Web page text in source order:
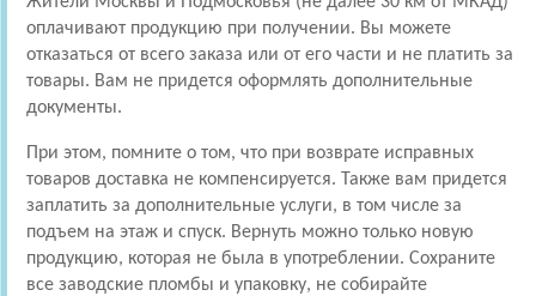
оплачивают продукцию при получении. Вы можете
отказаться от всего заказа или от его части и не платить за
товары. Вам не придется оформлять дополнительные
документы.
При этом, помните о том, что при возврате исправных
товаров доставка не компенсируется. Также вам придется
заплатить за дополнительные услуги, в том числе за
подъем на этаж и спуск. Вернуть можно только новую
продукцию, которая не была в употреблении. Сохраните
все заводские пломбы и упаковку, не собирайте